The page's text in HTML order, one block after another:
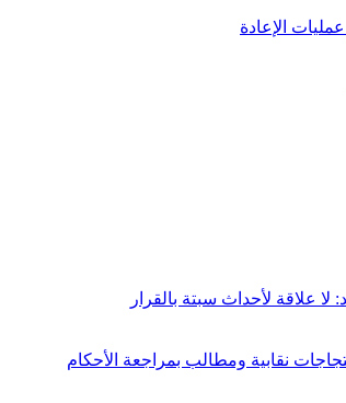
الإعادة
علاقة لأحداث سبتة بالقرار
نقابية ومطالب بمراجعة الأحكام